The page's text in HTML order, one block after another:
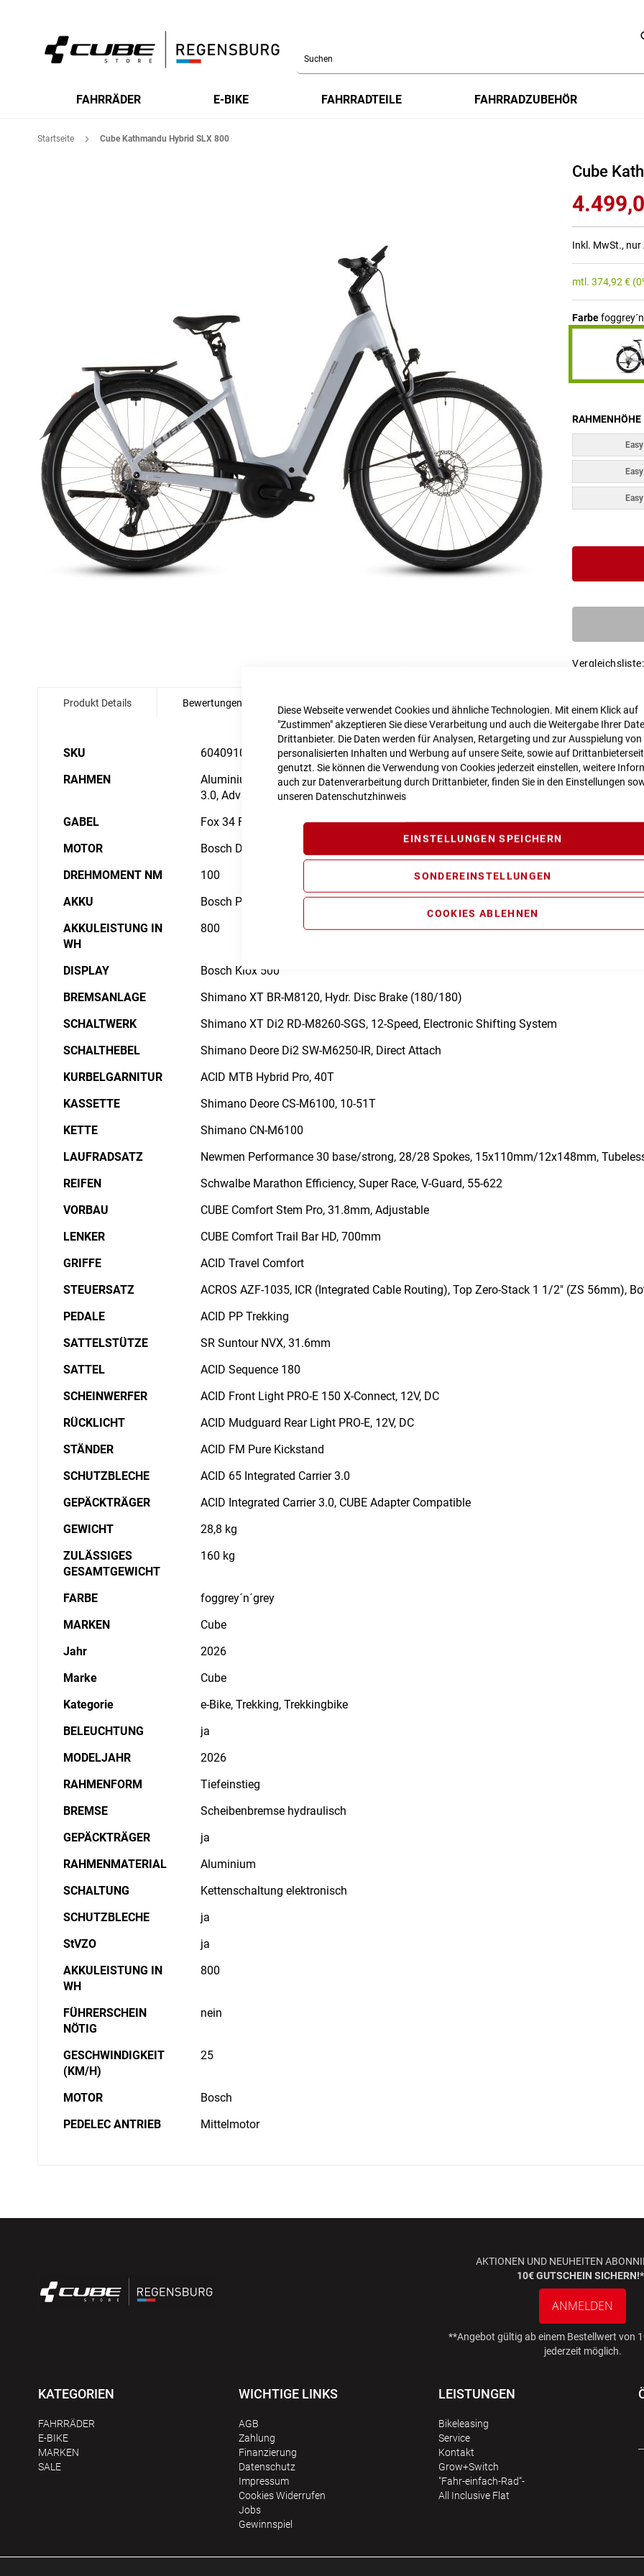
Diese Webseite verwendet Cookies und ähnliche Technologien. Mit einem Klick auf
"Zustimmen" akzeptieren Sie diese Verarbeitung und auch die Weitergabe Ihrer
Drittanbieter. Die Daten werden für Analysen, Retargeting und zur Ausspielung von
personalisierten Inhalten und Werbung auf unsere Seite, sowie auf
genutzt. Sie können die Verwendung von Cookies jederzeit einstellen, weitere
auch zur Datenverarbeitung durch Drittanbieter, finden Sie in den Einstellungen
unseren Datenschutzhinweis
EINSTELLUNGEN SPEICHERN
SONDEREINSTELLUNGEN
COOKIES ABLEHNEN
Search
FAHRRÄDER E-BIKE FAHRRADTEILE FAHRRADZUBEHÖR
Startseite Cube Kathmandu Hybrid SLX 800
Cube
Inkl. MwSt.,
mtl. 374,92 €
Farbe
RAHMENHÖHE
Vergleichsliste:
Produkt Details
Details
SKU
6040910
RAHMEN
Aluminium Superlite, Gravity Casting Technology, Efficient Comfort Geometry,
3.0, Advanced Internal Cable Routing, Integrated Seatclamp
GABEL
Fox 34 Float AWL, 2-Position Sweep-Adjust RAIL Damper, Tapered, 15x110mm, E-Bike
MOTOR
Bosch Drive Unit Performance Line CX max. 100Nm (BDU38)
DREHMOMENT NM
100
AKKU
Bosch PowerTube 800
AKKULEISTUNG IN
WH
800
DISPLAY
Bosch Kiox 500
BREMSANLAGE
Shimano XT BR-M8120, Hydr. Disc Brake (180/180)
SCHALTWERK
Shimano XT Di2 RD-M8260-SGS, 12-Speed, Electronic Shifting System
SCHALTHEBEL
Shimano Deore Di2 SW-M6250-IR, Direct Attach
KURBELGARNITUR
ACID MTB Hybrid Pro, 40T
KASSETTE
Shimano Deore CS-M6100, 10-51T
KETTE
Shimano CN-M6100
LAUFRADSATZ
Newmen Performance 30 base/strong, 28/28 Spokes, 15x110mm/12x148mm,
REIFEN
Schwalbe Marathon Efficiency, Super Race, V-Guard, 55-622
VORBAU
CUBE Comfort Stem Pro, 31.8mm, Adjustable
LENKER
CUBE Comfort Trail Bar HD, 700mm
GRIFFE
ACID Travel Comfort
STEUERSATZ
ACROS AZF-1035, ICR (Integrated Cable Routing), Top Zero-Stack 1 1/2" (ZS 56mm),
PEDALE
ACID PP Trekking
SATTELSTÜTZE
SR Suntour NVX, 31.6mm
SATTEL
ACID Sequence 180
SCHEINWERFER
ACID Front Light PRO-E 150 X-Connect, 12V, DC
RÜCKLICHT
ACID Mudguard Rear Light PRO-E, 12V, DC
STÄNDER
ACID FM Pure Kickstand
SCHUTZBLECHE
ACID 65 Integrated Carrier 3.0
GEPÄCKTRÄGER
ACID Integrated Carrier 3.0, CUBE Adapter Compatible
GEWICHT
28,8 kg
ZULÄSSIGES
GESAMTGEWICHT
160 kg
FARBE
foggrey´n´grey
MARKEN
Cube
Jahr
2026
Marke
Cube
Kategorie
e-Bike, Trekking, Trekkingbike
BELEUCHTUNG
ja
MODELJAHR
2026
RAHMENFORM
Tiefeinstieg
BREMSE
Scheibenbremse hydraulisch
GEPÄCKTRÄGER
ja
RAHMENMATERIAL
Aluminium
SCHALTUNG
Kettenschaltung elektronisch
SCHUTZBLECHE
ja
StVZO
ja
AKKULEISTUNG IN
WH
800
FÜHRERSCHEIN
NÖTIG
nein
GESCHWINDIGKEIT
(KM/H)
25
MOTOR
Bosch
PEDELEC ANTRIEB
Mittelmotor
Bewertungen Angaben zur Produktsicherheit
AKTIONEN UND NEUHEITEN
10€ GUTSCHEIN
ANMELDEN
**Angebot gültig ab einem Bestellwert von
jederzeit möglich.
KATEGORIEN
FAHRRÄDER
E-BIKE
MARKEN
SALE
WICHTIGE LINKS
AGB
Zahlung
Finanzierung
Datenschutz
Impressum
Сookies Widerrufen
Jobs
Gewinnspiel
LEISTUNGEN
Bikeleasing
Service
Kontakt
Grow+Switch
"Fahr-einfach-Rad“-
All Inclusive Flat